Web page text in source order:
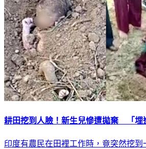
耕田挖到人臉！新生兒慘遭拋棄 「埋
印度有農民在田裡工作時，竟突然挖